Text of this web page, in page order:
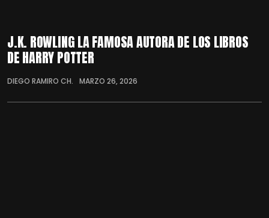
J.K. ROWLING LA FAMOSA AUTORA DE LOS LIBROS
DE HARRY POTTER
DIEGO RAMIRO CH. MARZO 26, 2026